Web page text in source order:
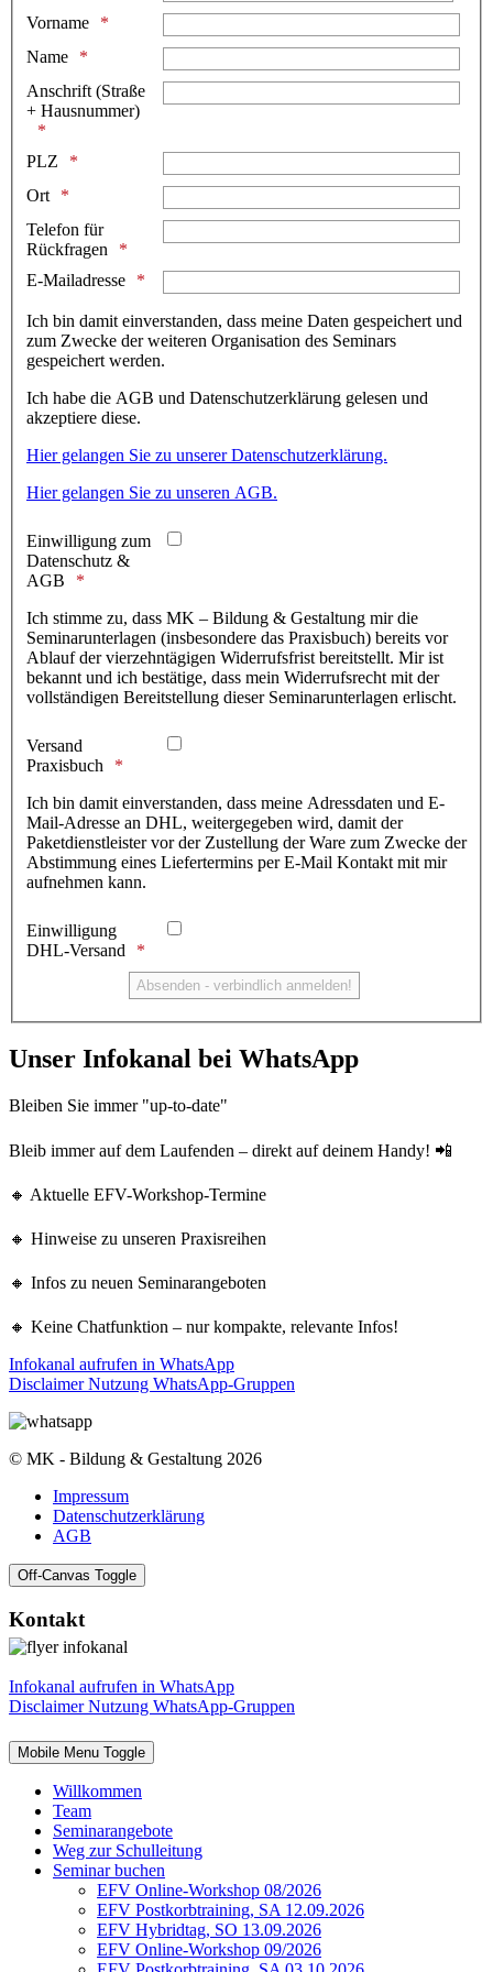
Vorname
Name
Anschrift (Straße
+ Hausnummer)
PLZ
Ort
Telefon für
Rückfragen
E-Mailadresse
Ich bin damit einverstanden, dass meine Daten gespeichert und
zum Zwecke der weiteren Organisation des Seminars
gespeichert werden.
Ich habe die AGB und Datenschutzerklärung gelesen und
akzeptiere diese.
Hier gelangen Sie zu unserer Datenschutzerklärung.
Hier gelangen Sie zu unseren AGB.
Einwilligung zum
Datenschutz &
AGB
Ich stimme zu, dass MK – Bildung & Gestaltung mir die
Seminarunterlagen (insbesondere das Praxisbuch) bereits vor
Ablauf der vierzehntägigen Widerrufsfrist bereitstellt. Mir ist
bekannt und ich bestätige, dass mein Widerrufsrecht mit der
vollständigen Bereitstellung dieser Seminarunterlagen erlischt.
Versand
Praxisbuch
Ich bin damit einverstanden, dass meine Adressdaten und E-
Mail-Adresse an DHL, weitergegeben wird, damit der
Paketdienstleister vor der Zustellung der Ware zum Zwecke der
Abstimmung eines Liefertermins per E-Mail Kontakt mit mir
aufnehmen kann.
Einwilligung
DHL-Versand
Unser Infokanal bei WhatsApp
Bleiben Sie immer "up-to-date"
Bleib immer auf dem Laufenden – direkt auf deinem Handy! 📲
🔸 Aktuelle EFV-Workshop-Termine
🔸 Hinweise zu unseren Praxisreihen
🔸 Infos zu neuen Seminarangeboten
🔸 Keine Chatfunktion – nur kompakte, relevante Infos!
Infokanal aufrufen in WhatsApp
Disclaimer Nutzung WhatsApp-Gruppen
© MK - Bildung & Gestaltung 2026
Impressum
Datenschutzerklärung
AGB
Off-Canvas Toggle
Kontakt
Infokanal aufrufen in WhatsApp
Disclaimer Nutzung WhatsApp-Gruppen
Mobile Menu Toggle
Willkommen
Team
Seminarangebote
Weg zur Schulleitung
Seminar buchen
EFV Online-Workshop 08/2026
EFV Postkorbtraining, SA 12.09.2026
EFV Hybridtag, SO 13.09.2026
EFV Online-Workshop 09/2026